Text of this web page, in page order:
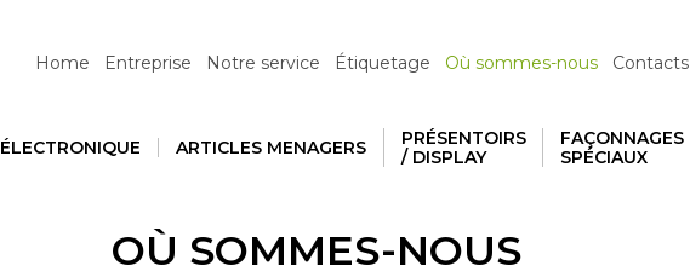
Home Entreprise Notre service Étiquetage Où sommes-nous Contacts
ÉLECTRONIQUE ARTICLES MENAGERS
PRÉSENTOIRS
/ DISPLAY
FAÇONNAGES
SPÉCIAUX
OÙ SOMMES-NOUS